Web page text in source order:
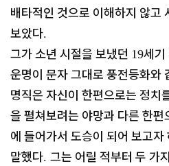
배타적인 것으로 이해하지 않고
보았다.
그가 소년 시절을 보냈던 19세기
운명이 문자 그대로 풍전등화와
명직은 자신이 한편으로는 정치
을 펼쳐보려는 야망과 다른 한편
에 들어가서 도승이 되어 보고
말했다. 그는 어릴 적부터 두 가